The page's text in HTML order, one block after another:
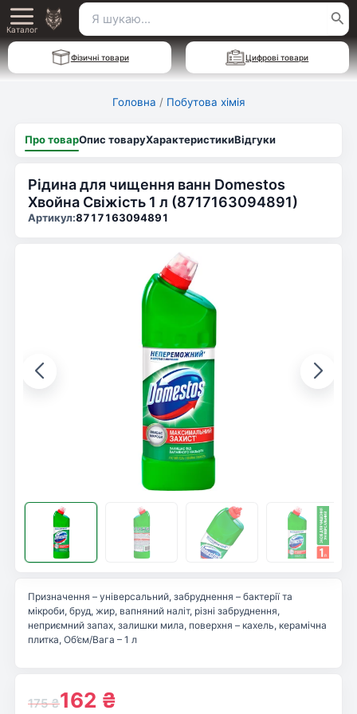
Перейти
до
вмісту
Main
Menu
Каталог
Пошук
для:
Фізичні товари Цифрові товари
Головна / Побутова хімія
Про товарОпис товаруХарактеристикиВідгуки
Рідина для чищення ванн Domestos
Хвойна Свіжість 1 л (8717163094891)
Артикул:8717163094891
175₴162 ₴
Призначення – універсальний, забруднення – бактерії та
мікроби, бруд, жир, вапняний наліт, різні забруднення,
неприємний запах, залишки мила, поверхня – кахель, керамічна
плитка, Об’єм/Вага – 1 л